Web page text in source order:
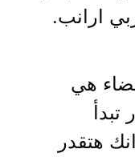
ارانب.
هي
هتقدر